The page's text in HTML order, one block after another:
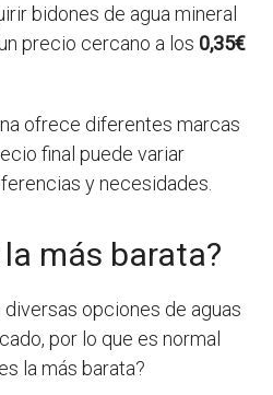
bidones de agua mineral
precio cercano a los 0,35€
ofrece diferentes marcas
final puede variar
y necesidades.
más barata?
diversas opciones de aguas
por lo que es normal
la más barata?